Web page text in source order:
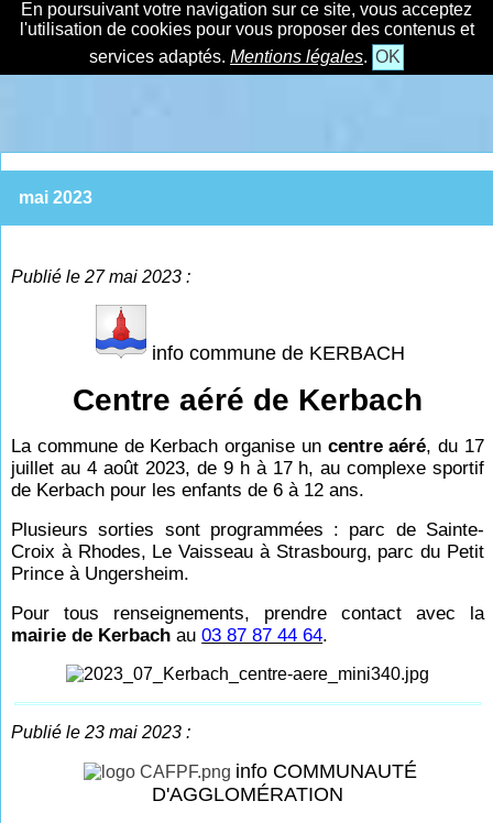
En poursuivant votre navigation sur ce site, vous acceptez
l'utilisation de cookies pour vous proposer des contenus et
services adaptés. Mentions légales. OK
mai 2023
Publié le 27 mai 2023 :
info commune de KERBACH
Centre aéré de Kerbach
La commune de Kerbach organise un centre aéré, du 17
juillet au 4 août 2023, de 9 h à 17 h, au complexe sportif
de Kerbach pour les enfants de 6 à 12 ans.
Plusieurs sorties sont programmées : parc de Sainte-
Croix à Rhodes, Le Vaisseau à Strasbourg, parc du Petit
Prince à Ungersheim.
Pour tous renseignements, prendre contact avec la
mairie de Kerbach au03 87 87 44 64.
Publié le 23 mai 2023 :
info COMMUNAUTÉ
D'AGGLOMÉRATION